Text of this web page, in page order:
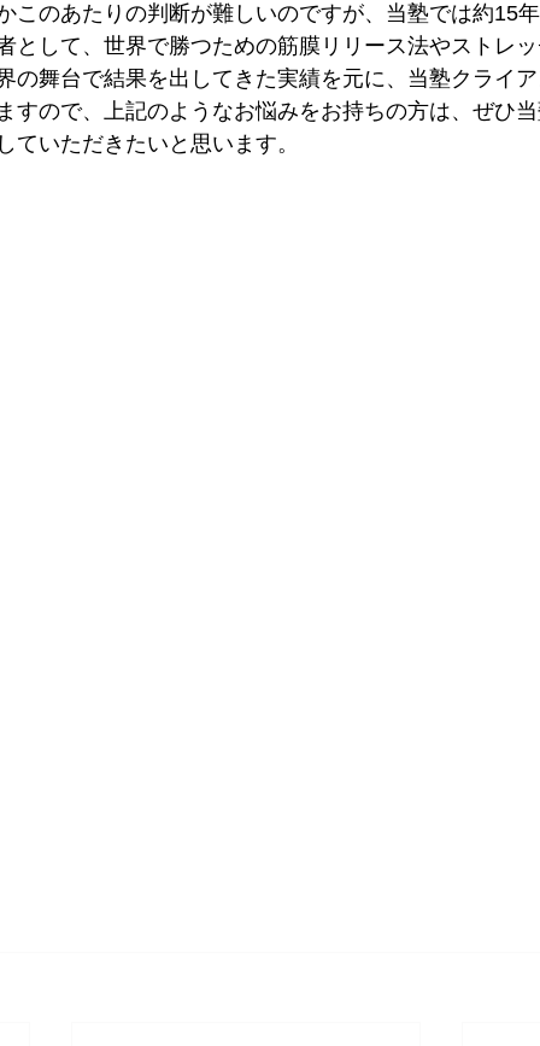
このあたりの判断が難しいのですが、当塾では約15
として、世界で勝つための筋膜リリース法やストレ
の舞台で結果を出してきた実績を元に、当塾クライ
すので、上記のようなお悩みをお持ちの方は、ぜひ
ていただきたいと思います。